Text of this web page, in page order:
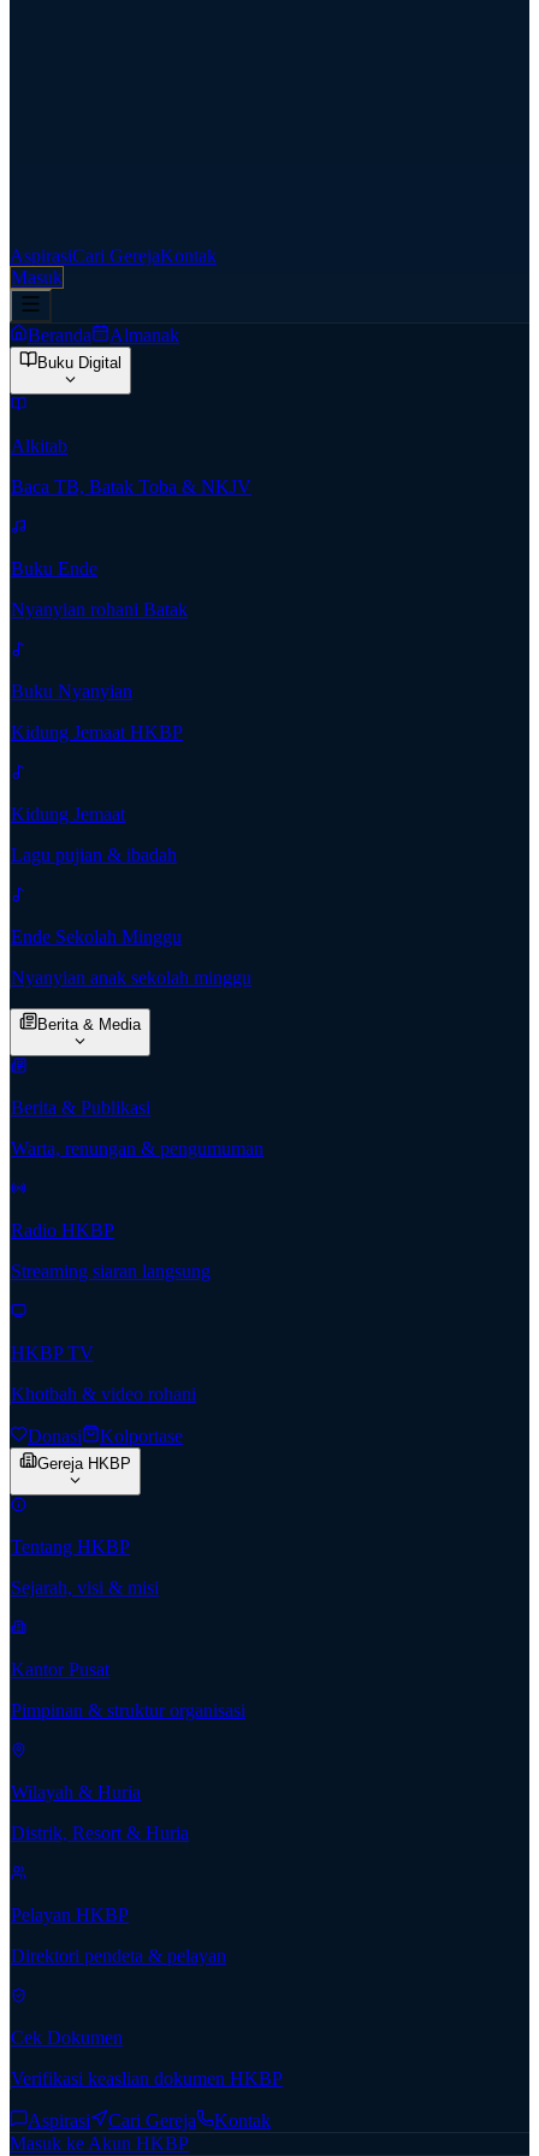
AspirasiCari GerejaKontak
Masuk
Beranda Almanak
Buku Digital
Alkitab
Baca TB, Batak Toba & NKJV
Buku Ende
Nyanyian rohani Batak
Buku Nyanyian
Kidung Jemaat HKBP
Kidung Jemaat
Lagu pujian & ibadah
Ende Sekolah Minggu
Nyanyian anak sekolah minggu
Berita & Media
Berita & Publikasi
Warta, renungan & pengumuman
Radio HKBP
Streaming siaran langsung
HKBP TV
Khotbah & video rohani
Donasi Kolportase
Gereja HKBP
Tentang HKBP
Sejarah, visi & misi
Kantor Pusat
Pimpinan & struktur organisasi
Wilayah & Huria
Distrik, Resort & Huria
Pelayan HKBP
Direktori pendeta & pelayan
Cek Dokumen
Verifikasi keaslian dokumen HKBP
Aspirasi Cari Gereja
Kontak
Masuk ke Akun HKBP